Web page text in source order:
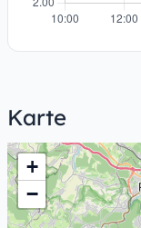
Karte
+
−